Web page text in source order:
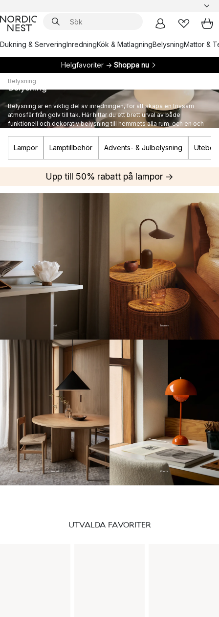
Dukning & ServeringInredningKök & MatlagningBelysningMattor &
Helgfavoriter → Shoppa nu
Belysning
Belysning
Belysning är en viktig del av inredningen, för att skapa en trivsam
atmosfär från golv till tak. Här hittar du ett brett urval av både
funktionell och dekorativ belysning till hemmets alla rum, och en och
Lampor Lamptillbehör Advents- & Julbelysning
Upp till 50% rabatt på lampor →
Hall Sovrum
Matsal Kontor
UTVALDA FAVORITER